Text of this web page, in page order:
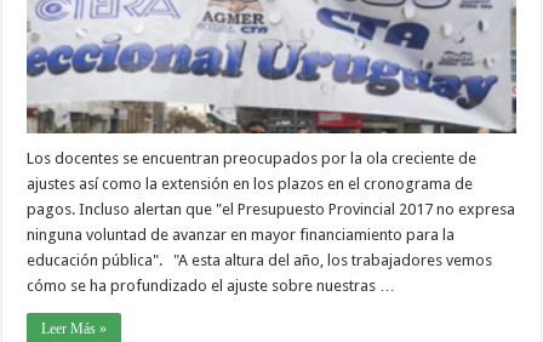
Los docentes se encuentran preocupados por la ola creciente de
ajustes así como la extensión en los plazos en el cronograma de
pagos. Incluso alertan que "el Presupuesto Provincial 2017 no expresa
ninguna voluntad de avanzar en mayor financiamiento para la
educación pública". "A esta altura del año, los trabajadores vemos
cómo se ha profundizado el ajuste sobre nuestras …
Leer Más »